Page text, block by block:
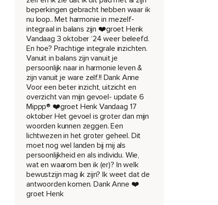
Als ik toen geweest was zoals ik nu ben,
Dan zouden de dingen niet zo gebeurd zijn.
Je bent dus in staat jezelf te observeren met je
onvolkomenheden.
En ook,
Waar je hopelijk vooruit bent gegaan in het leven,
Ben je in staat te zien hoe je ware wezen zich geleidelijk
aan het bevestigen is en het overneemt van het onhandige
pogen van vroeger.
En om dit te kunnen doen,
Moeten we een trede hoger stijgen.
Eigenlijk zijn er nu drie wezens.
Het wezen dat we onze persoonlijkheid noemen.
beperkingen gebracht hebben waar ik
nu loop.. Met harmonie in mezelf-
integraal in balans zijn ❤️groet Henk
Vandaag 3 oktober ‘24 weer beleefd.
En hoe? Prachtige integrale inzichten.
Vanuit in balans zijn vanuit je
persoonlijk naar in harmonie leven &
zijn vanuit je ware zelf.!! Dank Anne
Voor een beter inzicht, uitzicht en
overzicht van mijn gevoel- update 6
Mippp®️ ❤️groet Henk Vandaag 17
oktober Het gevoel is groter dan mijn
woorden kunnen zeggen. Een
lichtwezen in het groter geheel. Dit
moet nog wel landen bij mij als
persoonlijkheid en als individu. Wie,
wat en waarom ben ik (er)? In welk
bewustzijn mag ik zijn? Ik weet dat de
antwoorden komen. Dank Anne ❤️
groet Henk